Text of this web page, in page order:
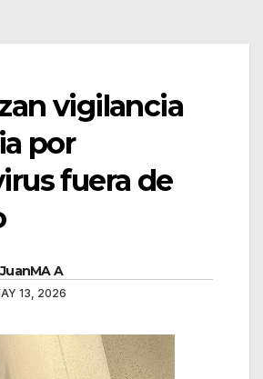
vigilancia
por
fuera de
JuanMA A
13, 2026